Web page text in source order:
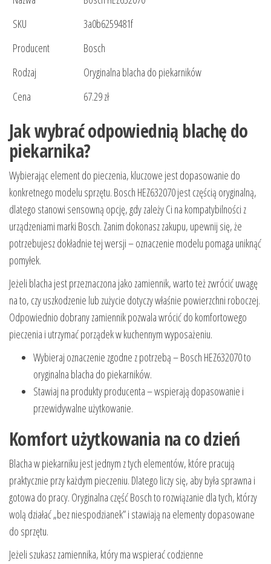
SKU
3a0b6259481f
Producent
Bosch
Rodzaj
Oryginalna blacha do piekarników
Cena
67.29 zł
Jak wybrać odpowiednią blachę do
piekarnika?
Wybierając element do pieczenia, kluczowe jest dopasowanie do
konkretnego modelu sprzętu. Bosch HEZ632070 jest częścią oryginalną,
dlatego stanowi sensowną opcję, gdy zależy Ci na kompatybilności z
urządzeniami marki Bosch. Zanim dokonasz zakupu, upewnij się, że
potrzebujesz dokładnie tej wersji – oznaczenie modelu pomaga uniknąć
pomyłek.
Jeżeli blacha jest przeznaczona jako zamiennik, warto też zwrócić uwagę
na to, czy uszkodzenie lub zużycie dotyczy właśnie powierzchni roboczej.
Odpowiednio dobrany zamiennik pozwala wrócić do komfortowego
pieczenia i utrzymać porządek w kuchennym wyposażeniu.
Wybieraj oznaczenie zgodne z potrzebą – Bosch HEZ632070 to
oryginalna blacha do piekarników.
Stawiaj na produkty producenta – wspierają dopasowanie i
przewidywalne użytkowanie.
Komfort użytkowania na co dzień
Blacha w piekarniku jest jednym z tych elementów, które pracują
praktycznie przy każdym pieczeniu. Dlatego liczy się, aby była sprawna i
gotowa do pracy. Oryginalna część Bosch to rozwiązanie dla tych, którzy
wolą działać „bez niespodzianek” i stawiają na elementy dopasowane
do sprzętu.
Jeżeli szukasz zamiennika, który ma wspierać codzienne